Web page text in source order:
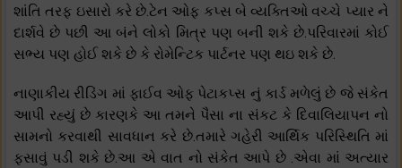
શાંતિ તરફ ઇસારો કરે છે.ટેન ઓફ કપ્સ બે વ્યક્તિઓ વચ્ચે પ્યાર ને
દાર્શવે છે પછી આ બંને લોકો મિત્ર પણ બની શકે છે.પરિવારમાં કોઈ
સભ્ય પણ હોઈ શકે છે કે રોમેન્ટિક પાર્ટનર પણ થઇ શકે છે.
નાણાકીય રીડિંગ માં ફાઈવ ઓફ પેટાકપ્સ નું કાર્ડ મળેલું છે જે સંકેત
આપી રહ્યું છે કારણકે આ તમને પૈસા ના સંકટ કે દિવાલિયાપન નો
સામનો કરવાથી સાવધાન કરે છે.તમારે ગહેરી આર્થિક પરિસ્થિતિ માં
ફસાવું પડી શકે છે.આ એ વાત નો સંકેત આપે છે .એવા માં અત્યાર